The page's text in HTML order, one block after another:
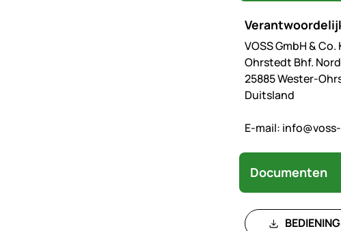
VOSS GmbH & Co.
Ohrstedt Bhf.
25885 Wester-
Duitsland
E-mail:
Documenten